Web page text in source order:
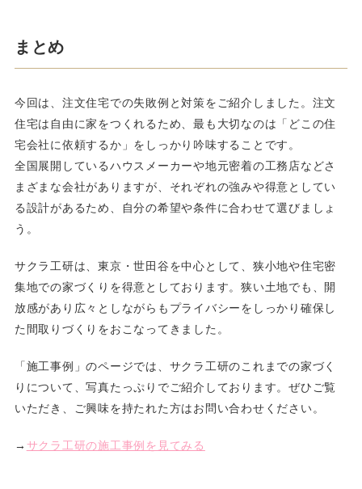
まとめ
今回は、注文住宅での失敗例と対策をご紹介しました。注文
住宅は自由に家をつくれるため、最も大切なのは「どこの住
宅会社に依頼するか」をしっかり吟味することです。
全国展開しているハウスメーカーや地元密着の工務店などさ
まざまな会社がありますが、それぞれの強みや得意としてい
る設計があるため、自分の希望や条件に合わせて選びましょ
う。
サクラ工研は、東京・世田谷を中心として、狭小地や住宅密
集地での家づくりを得意としております。狭い土地でも、開
放感があり広々としながらもプライバシーをしっかり確保し
た間取りづくりをおこなってきました。
「施工事例」のページでは、サクラ工研のこれまでの家づく
りについて、写真たっぷりでご紹介しております。ぜひご覧
いただき、ご興味を持たれた方はお問い合わせください。
→ サクラ工研の施工事例を見てみる